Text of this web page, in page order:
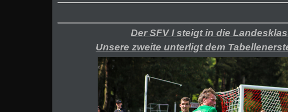
Der SFV I steigt in die
Unsere zweite unterligt dem